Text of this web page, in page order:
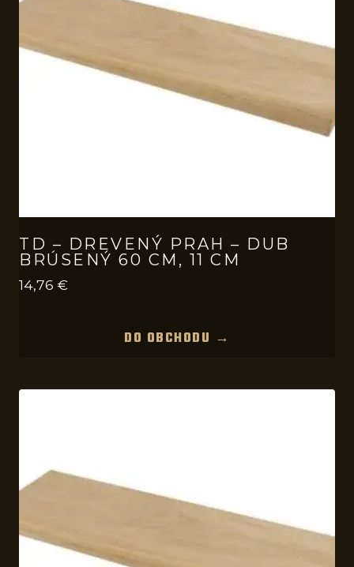
TD – DREVENÝ PRAH – DUB
BRÚSENÝ 60 CM, 11 CM
14,76 €
DO OBCHODU →